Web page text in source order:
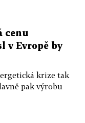
cenu
v Evropě by
krize tak
pak výrobu